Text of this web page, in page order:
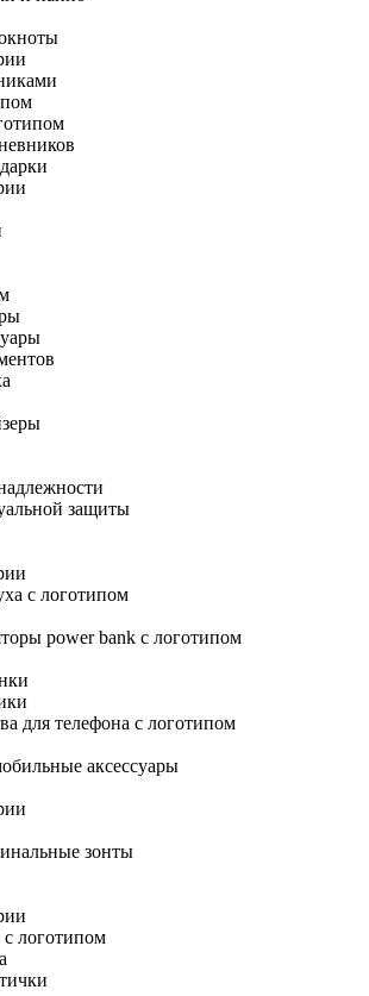
защиты
с логотипом
power bank с логотипом
для телефона с логотипом
аксессуары
зонты
логотипом